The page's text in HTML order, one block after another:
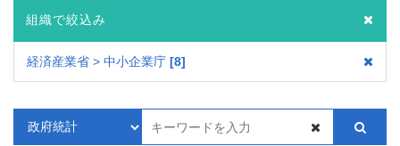
組織で絞込み
経済産業省 > 中小企業庁 8